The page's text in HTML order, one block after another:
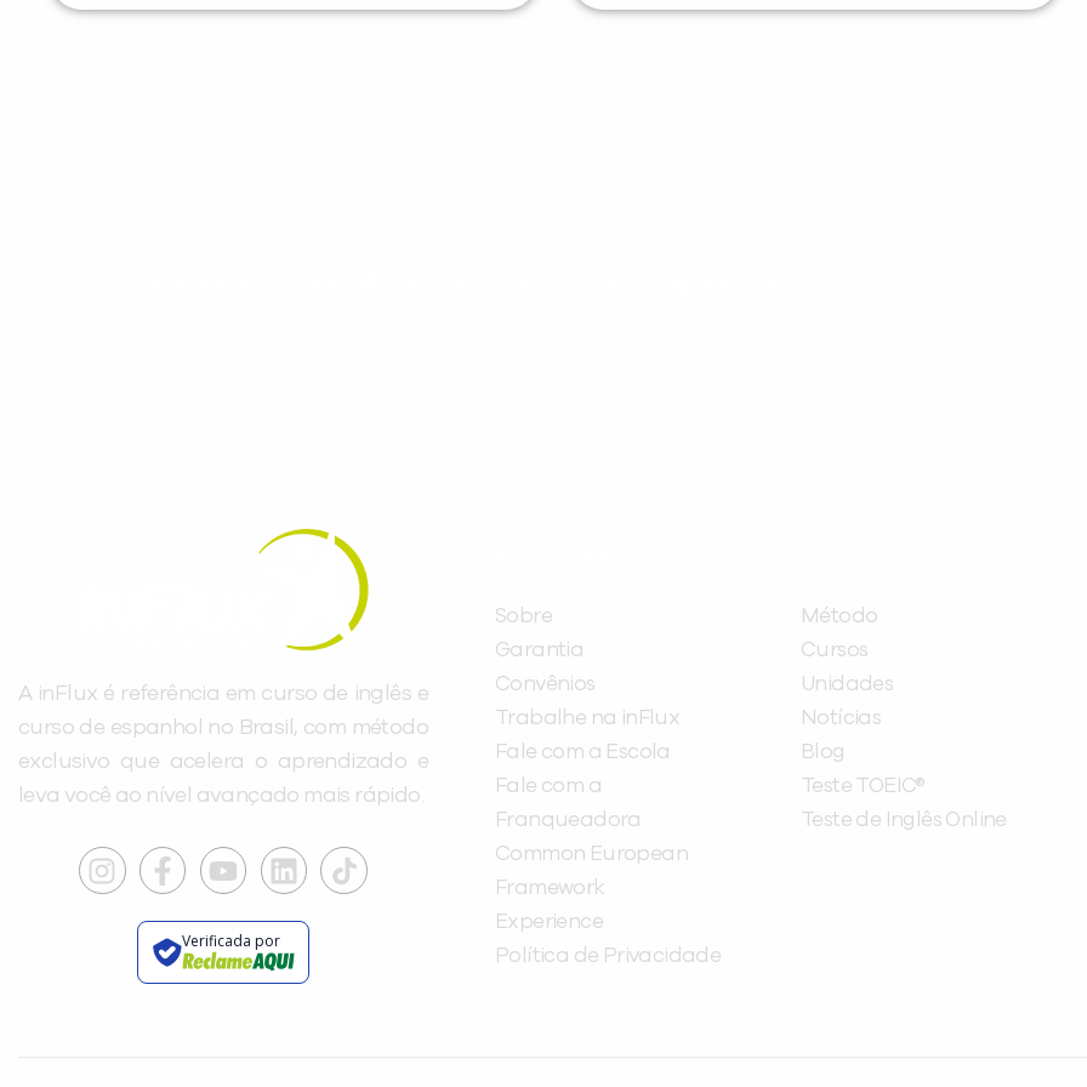
A inFlux é referência em curso de inglês e
curso de espanhol no Brasil, com método
exclusivo que acelera o aprendizado e
leva você ao nível avançado mais rápido.
Verificada por
Sobre
Garantia
Convênios
Trabalhe na inFlux
Fale com a Escola
Fale com a
Franqueadora
Common European
Framework
Experience
Política de Privacidade
Método
Cursos
Unidades
Notícias
Blog
Teste TOEIC®
Teste de Inglês Online